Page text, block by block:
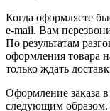
Когда оформляете
e-mail. Вам
По результатам
оформления товара
только ждать
Оформление заказа
следующим образом.